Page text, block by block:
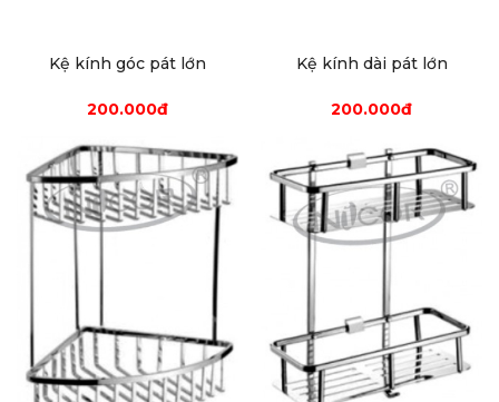
Kệ kính góc pát lớn
200.000đ
Kệ kính dài pát lớn
200.000đ